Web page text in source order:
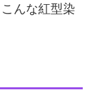
んな紅型染